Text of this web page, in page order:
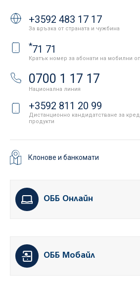
+3592 483 17 17
За връзка от страната и чужбина
*71 71
Кратък номер за абонати на мобилни
0700 1 17 17
Национална линия
+3592 811 20 99
Дистанционно кандидатстване за
продукти
Клонове и банкомати
ОББ Онлайн
ОББ Мобайл